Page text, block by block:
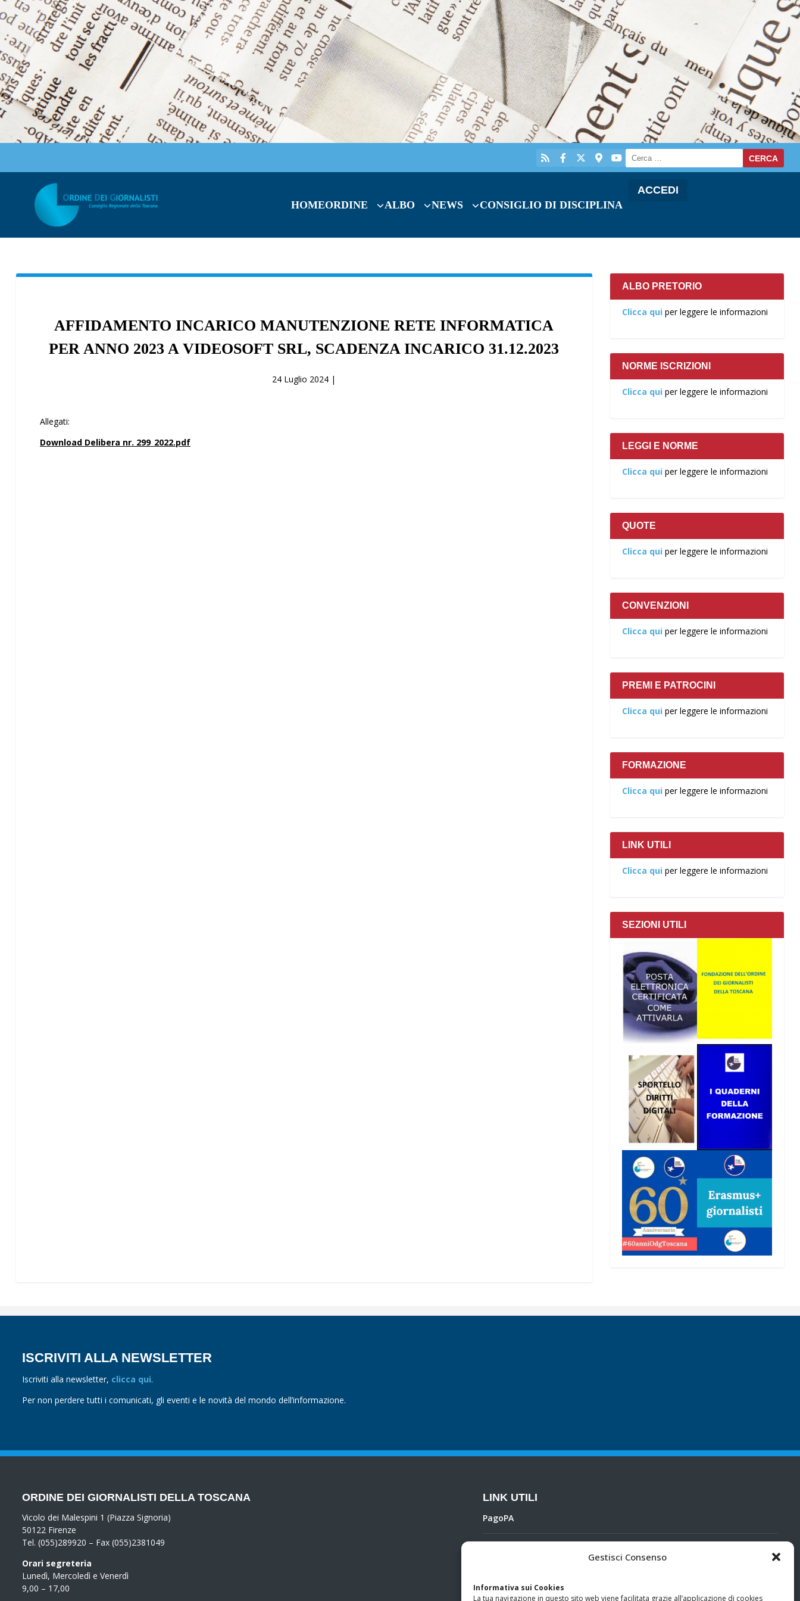
Gestisci Consenso
Informativa sui Cookies
La tua navigazione in questo sito web viene facilitata grazie all’applicazione di cookies
HOMEORDINE ALBO NEWS CONSIGLIO DI DISCIPLINA
ACCEDI
AFFIDAMENTO INCARICO MANUTENZIONE RETE INFORMATICA
PER ANNO 2023 A VIDEOSOFT SRL, SCADENZA INCARICO 31.12.2023
24 Luglio 2024 |
Allegati:
Download Delibera nr. 299_2022.pdf
ALBO PRETORIO
Clicca qui per leggere le informazioni
NORME ISCRIZIONI
Clicca qui per leggere le informazioni
LEGGI E NORME
Clicca qui per leggere le informazioni
QUOTE
Clicca qui per leggere le informazioni
CONVENZIONI
Clicca qui per leggere le informazioni
PREMI E PATROCINI
Clicca qui per leggere le informazioni
FORMAZIONE
Clicca qui per leggere le informazioni
LINK UTILI
Clicca qui per leggere le informazioni
SEZIONI UTILI
ISCRIVITI ALLA NEWSLETTER
Iscriviti alla newsletter, clicca qui.
Per non perdere tutti i comunicati, gli eventi e le novità del mondo dell’informazione.
ORDINE DEI GIORNALISTI DELLA TOSCANA
Vicolo dei Malespini 1 (Piazza Signoria)
50122 Firenze
Tel. (055)289920 – Fax (055)2381049
Orari segreteria
Lunedì, Mercoledì e Venerdì
9,00 – 17,00
LINK UTILI
PagoPA